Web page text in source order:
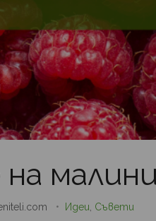
• Идеи Съвети